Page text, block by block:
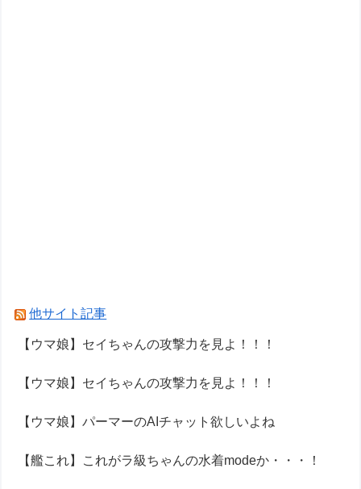
他サイト記事
【ウマ娘】セイちゃんの攻撃力を見よ！！！
【ウマ娘】セイちゃんの攻撃力を見よ！！！
【ウマ娘】パーマーのAIチャット欲しいよね
【艦これ】これがラ級ちゃんの水着modeか・・・！